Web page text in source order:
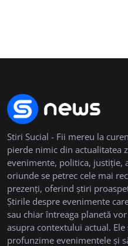
Stiri Sucial - Fii mereu la
pierde nimic din actualitatea
evenimente, politica, justiție,
oriunde se petrec cele mai
prezenți, oferind știri
Știrile despre evenimente
sau chiar întreaga planetă
asupra contextului actual.
profunzime evenimentele și